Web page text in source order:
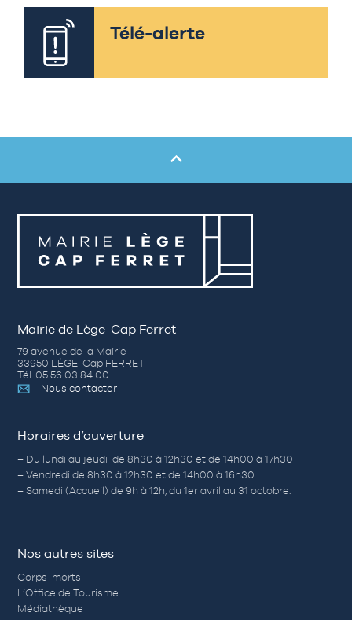
Télé-alerte
Mairie de Lège-Cap Ferret
79 avenue de la Mairie
33950 LÈGE-Cap FERRET
Tél. 05 56 03 84 00
Nous contacter
Horaires d’ouverture
– Du lundi au jeudi de 8h30 à 12h30 et de 14h00 à 17h30
– Vendredi de 8h30 à 12h30 et de 14h00 à 16h30
– Samedi (Accueil) de 9h à 12h, du 1er avril au 31 octobre.
Nos autres sites
Corps-morts
L’Office de Tourisme
Médiathèque